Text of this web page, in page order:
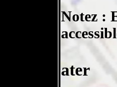
Notez :
ater